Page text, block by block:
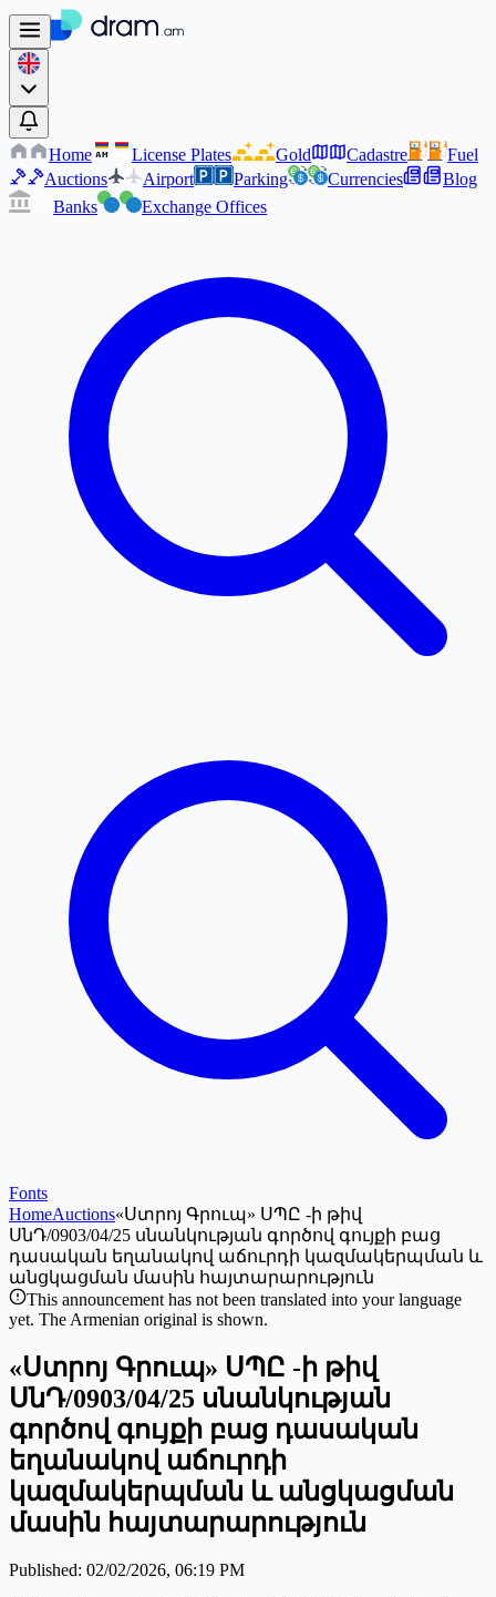
Home AM License Plates Gold Cadastre
Fuel
Auctions
Airport Parking Currencies
Blog
Banks
Exchange Offices
Fonts
HomeAuctions«Ստրոյ Գրուպ» ՍՊԸ -ի թիվ
ՍնԴ/0903/04/25 սնանկության գործով գույքի բաց
դասական եղանակով աճուրդի կազմակերպման և
անցկացման մասին հայտարարություն
This announcement has not been translated into your language
yet. The Armenian original is shown.
«Ստրոյ Գրուպ» ՍՊԸ -ի թիվ
ՍնԴ/0903/04/25 սնանկության
գործով գույքի բաց դասական
եղանակով աճուրդի
կազմակերպման և անցկացման
մասին հայտարարություն
Published: 02/02/2026, 06:19 PM